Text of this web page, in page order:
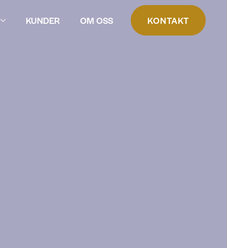
KUNDER OM OSS KONTAKT